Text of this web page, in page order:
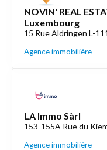
NOVIN' REAL
Luxembourg
15 Rue Aldringen L-
Agence immobilière
LA Immo Sàrl
153-155A Rue du
Agence immobilière